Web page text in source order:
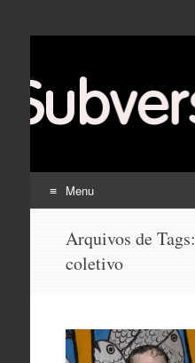
Menu
Arquivos de Tags:
coletivo